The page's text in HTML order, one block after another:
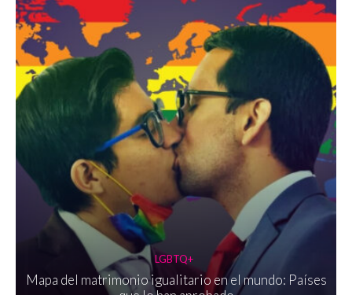
LGBTQ+
Mapa del matrimonio igualitario en el mundo: Países